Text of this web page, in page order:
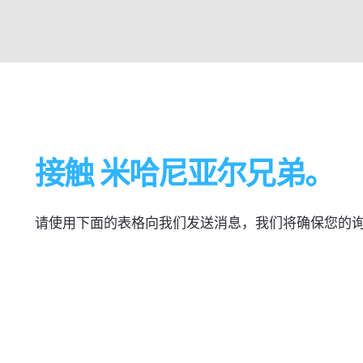
接触 米哈尼亚尔兄弟。
请使用下面的表格向我们发送消息，我们将确保您的